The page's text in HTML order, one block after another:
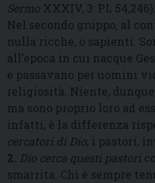
Sermo XXXIV, 3: PL 54,246).
Nel secondo gruppo, al
nulla ricche, o sapienti.
all’epoca in cui nacque
e passavano per uomini
religiosità. Niente,
ma sono proprio loro ad
infatti, è la differenza
cercatori di Dio; i pastori,
2. Dio cerca questi pastori
smarrita. Chi è sempre